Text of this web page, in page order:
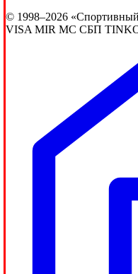
© 1998–2026
VISA MIR MC СБП